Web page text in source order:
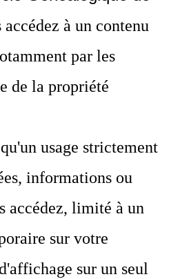
accédez à un contenu
par les
de la propriété
usage strictement
informations ou
accédez, limité à un
sur votre
sur un seul